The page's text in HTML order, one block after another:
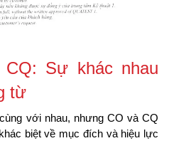
Sự khác nhau
từ
với nhau, nhưng CO và CQ
biệt về mục đích và hiệu lực